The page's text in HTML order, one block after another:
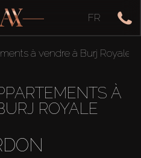
FR
à vendre à Burj Royale
À
ROYALE